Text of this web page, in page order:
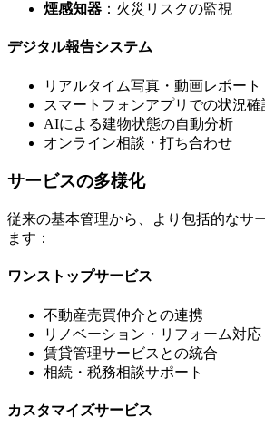
煙感知器 ：火災リスクの監視
デジタル報告システム
リアルタイム写真・動画レポート
スマートフォンアプリでの状況確
AIによる建物状態の自動分析
オンライン相談・打ち合わせ
サービスの多様化
従来の基本管理から、より包括的なサ
ます：
ワンストップサービス
不動産売買仲介との連携
リノベーション・リフォーム対応
賃貸管理サービスとの統合
相続・税務相談サポート
カスタマイズサービス